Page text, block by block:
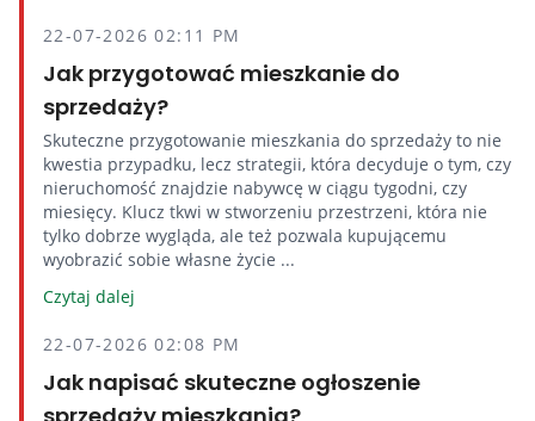
22-07-2026 02:11 PM
Jak przygotować mieszkanie do
sprzedaży?
Skuteczne przygotowanie mieszkania do sprzedaży to nie
kwestia przypadku, lecz strategii, która decyduje o tym, czy
nieruchomość znajdzie nabywcę w ciągu tygodni, czy
miesięcy. Klucz tkwi w stworzeniu przestrzeni, która nie
tylko dobrze wygląda, ale też pozwala kupującemu
wyobrazić sobie własne życie ...
Czytaj dalej
22-07-2026 02:08 PM
Jak napisać skuteczne ogłoszenie